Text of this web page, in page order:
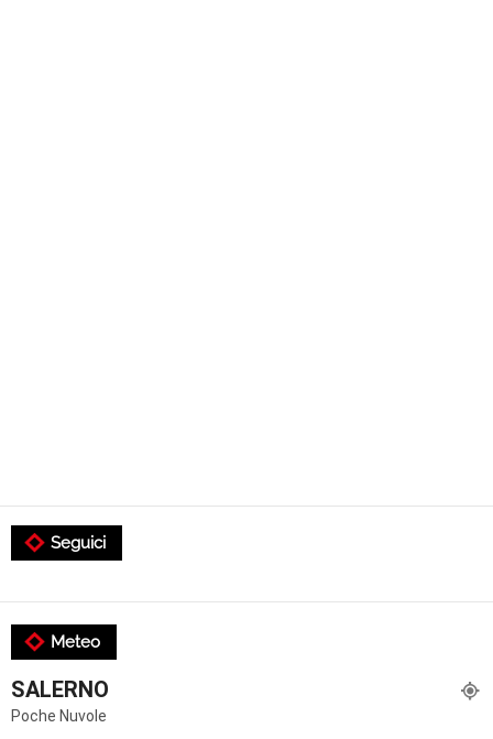
Seguici
Meteo
SALERNO
Poche Nuvole